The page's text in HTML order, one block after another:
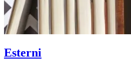
Esterni